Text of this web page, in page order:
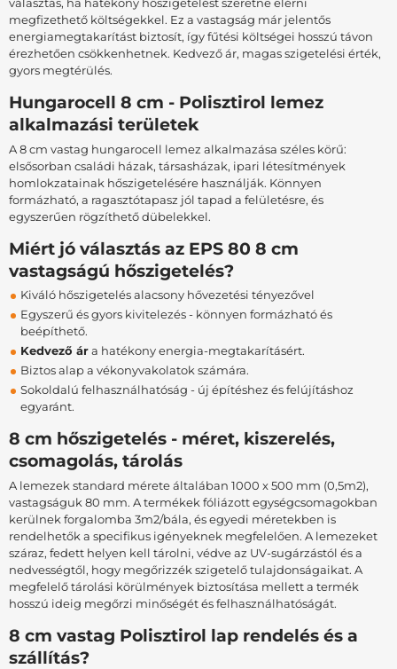
választás, ha hatékony hőszigetelést szeretne elérni
megfizethető költségekkel. Ez a vastagság már jelentős
energiamegtakarítást biztosít, így fűtési költségei hosszú távon
érezhetően csökkenhetnek. Kedvező ár, magas szigetelési érték,
gyors megtérülés.
Hungarocell 8 cm - Polisztirol lemez
alkalmazási területek
A 8 cm vastag hungarocell lemez alkalmazása széles körű:
elsősorban családi házak, társasházak, ipari létesítmények
homlokzatainak hőszigetelésére használják. Könnyen
formázható, a ragasztótapasz jól tapad a felületésre, és
egyszerűen rögzíthető dübelekkel.
Miért jó választás az EPS 80 8 cm
vastagságú hőszigetelés?
Kiváló hőszigetelés alacsony hővezetési tényezővel
Egyszerű és gyors kivitelezés - könnyen formázható és
beépíthető.
Kedvező ára hatékony energia-megtakarításért.
Biztos alap a vékonyvakolatok számára.
Sokoldalú felhasználhatóság - új építéshez és felújításhoz
egyaránt.
8 cm hőszigetelés - méret, kiszerelés,
csomagolás, tárolás
A lemezek standard mérete általában 1000 x 500 mm (0,5m2),
vastagságuk 80 mm. A termékek fóliázott egységcsomagokban
kerülnek forgalomba 3m2/bála, és egyedi méretekben is
rendelhetők a specifikus igényeknek megfelelően. A lemezeket
száraz, fedett helyen kell tárolni, védve az UV-sugárzástól és a
nedvességtől, hogy megőrizzék szigetelő tulajdonságaikat. A
megfelelő tárolási körülmények biztosítása mellett a termék
hosszú ideig megőrzi minőségét és felhasználhatóságát.
8 cm vastag Polisztirol lap rendelés és a
szállítás?